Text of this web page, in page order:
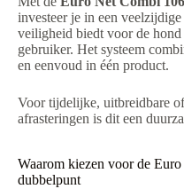
investeer je in een
veiligheid biedt voor de
gebruiker. Het systeem
en eenvoud in één product.
Voor tijdelijke, uitbreidbare
afrasteringen is dit een
Waarom kiezen voor de
dubbelpunt